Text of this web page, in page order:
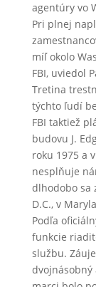
agentúry vo
Pri plnej
míľ okolo
FBI, uviedol
Tretina
týchto ľudí
FBI taktiež
budovu J.
roku 1975 a
nesplňuje
dlhodobo sa
D.C., v
Podľa
funkcie
službu.
dvojnásobný